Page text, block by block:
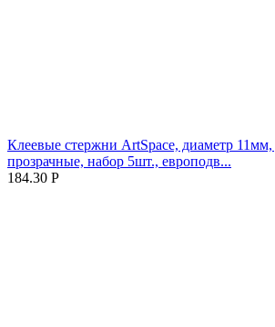
Клеевые стержни ArtSpace, диаметр
прозрачные, набор 5шт., европодв...
184.30 Р